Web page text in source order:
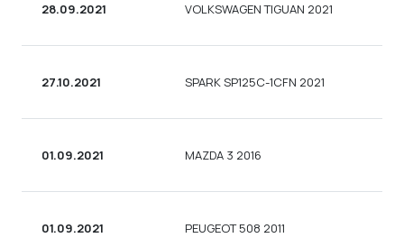
28.09.2021 VOLKSWAGEN TIGUAN 2021
27.10.2021 SPARK SP125C-1CFN 2021
01.09.2021 MAZDA 3 2016
01.09.2021 PEUGEOT 508 2011